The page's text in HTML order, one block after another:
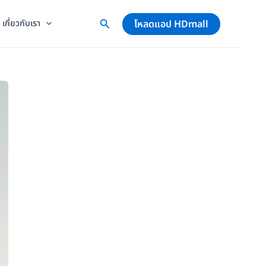
เกี่ยวกับเรา โหลดแอป HDmall